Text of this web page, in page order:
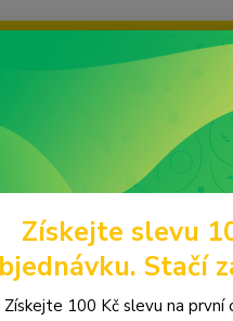
grafiku? Mám jich
Domácí mazlíčci Výstavní
Získejte slevu
Stačí
Získejte 100 Kč slevu na první